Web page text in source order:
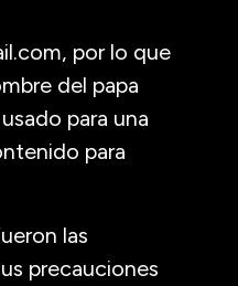
por lo que
del papa
para una
para
las
precauciones